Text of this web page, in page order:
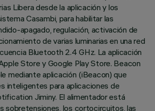
Libera desde la aplicación y los
Casambi, para habilitar las
apagado, regulación, activación de
de varias luminarias en una red
Bluetooth 2.4 GHz. La aplicación
Store y Google Play Store. Beacon
mediante aplicación (iBeacon) que
inteligentes para aplicaciones de
Jiminy. El alimentador está
sobretensiones, los cortocircuitos, las